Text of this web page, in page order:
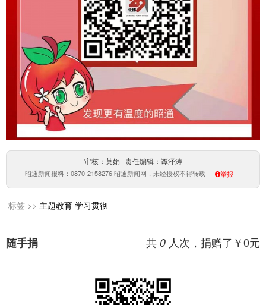
审核：莫娟 责任编辑：谭泽涛
昭通新闻报料：0870-2158276 昭通新闻网，未经授权不得转载 举报
标签 >> 主题教育 学习贯彻
共 0 人次，捐赠了￥0元
随手捐